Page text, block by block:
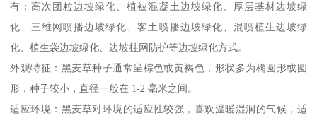
有：高次团粒边坡绿化、植被混凝土边坡绿化、厚层基材边坡绿
化、三维网喷播边坡绿化、客土喷播边坡绿化、混喷植生边坡绿
化、植生袋边坡绿化、边坡挂网防护等边坡绿化方式。
外观特征：黑麦草种子通常呈棕色或黄褐色，形状多为椭圆形或圆
形，种子较小，直径一般在 1-2 毫米之间。
适应环境：黑麦草对环境的适应性较强，喜欢温暖湿润的气候，适